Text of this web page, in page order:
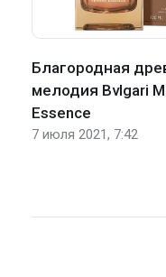
Благородная
мелодия Bvlgari
Essence
7 июля 2021, 7:42